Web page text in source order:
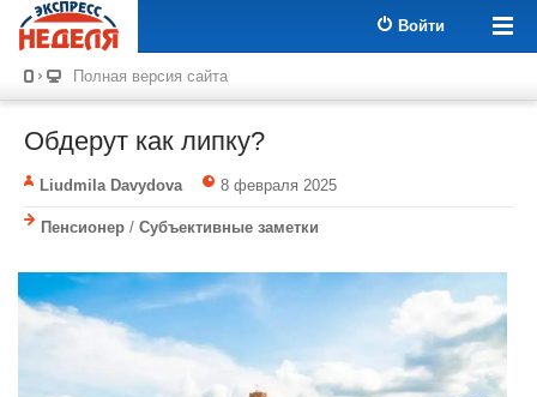
Войти
Полная версия сайта
Обдерут как липку?
Liudmila Davydova 8 февраля 2025
Пенсионер / Субъективные заметки